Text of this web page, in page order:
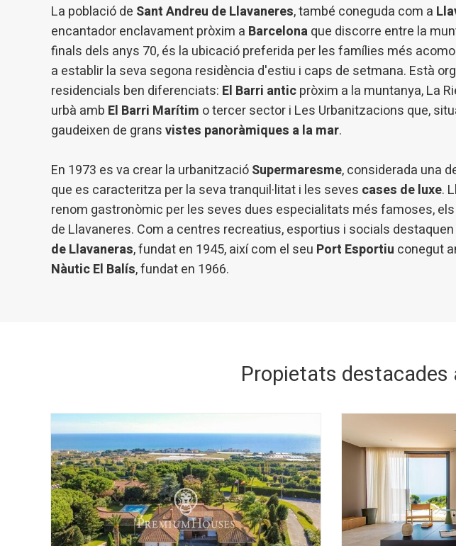
La població de Sant Andreu de Llavaneres, també coneguda com a
encantador enclavament pròxim a Barcelonaque discorre entre la
finals dels anys 70, és la ubicació preferida per les famílies més
a establir la seva segona residència d'estiu i caps de setmana. Està
residencials ben diferenciats: El Barri anticpròxim a la muntanya, La
urbà amb El Barri Marítim o tercer sector i Les Urbanitzacions que,
gaudeixen de gransvistes panoràmiques a la mar.
En 1973 es va crear la urbanitzacióSupermaresme, considerada una
que es caracteritza per la seva tranquil·litat i les seves cases de luxe.
renom gastronòmic per les seves dues especialitats més famoses,
de Llavaneres. Com a centres recreatius, esportius i socials destaquen
de Llavaneras, fundat en 1945, així com el seu Port Esportiu conegut
Nàutic El Balís, fundat en 1966.
Propietats destacades